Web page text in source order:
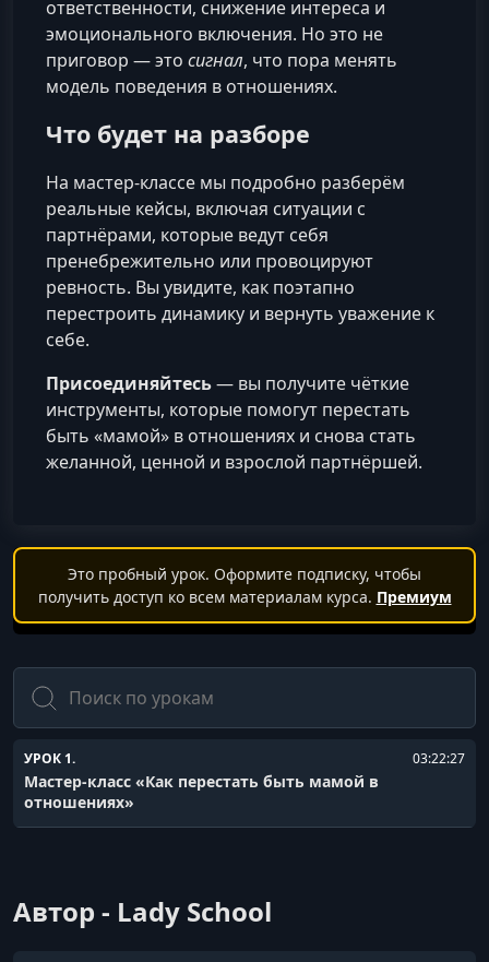
ответственности, снижение интереса и
эмоционального включения. Но это не
приговор — это сигнал, что пора менять
модель поведения в отношениях.
Что будет на разборе
На мастер‑классе мы подробно разберём
реальные кейсы, включая ситуации с
партнёрами, которые ведут себя
пренебрежительно или провоцируют
ревность. Вы увидите, как поэтапно
перестроить динамику и вернуть уважение к
себе.
Присоединяйтесь— вы получите чёткие
инструменты, которые помогут перестать
быть «мамой» в отношениях и снова стать
желанной, ценной и взрослой партнёршей.
Это пробный урок. Оформите подписку, чтобы
получить доступ ко всем материалам курса. Премиум
Поиск
УРОК 1. 03:22:27
Мастер-класс «Как перестать быть мамой в
отношениях»
Автор - Lady School